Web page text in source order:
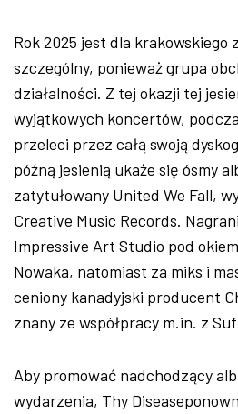
Rok 2025 jest dla krakowskiego
szczególny, ponieważ grupa
działalności. Z tej okazji tej
wyjątkowych koncertów,
przeleci przez całą swoją
późną jesienią ukaże się ósmy
zatytułowany United We Fall,
Creative Music Records.
Impressive Art Studio pod
Nowaka, natomiast za miks i
ceniony kanadyjski producent
znany ze współpracy m.in. z
Aby promować nadchodzący
wydarzenia, Thy